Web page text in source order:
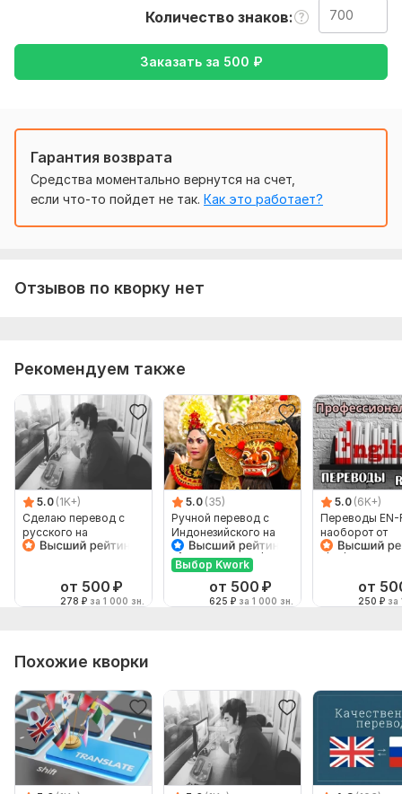
Ожидаю от вас текст,желательнов формате документа,
также уточнение моей работы-перевод с английского на
русский , либо же с русского на английский
с Английского на Русский
с Русского на Английский
Количество знаков
Заказать за 500 ₽
Гарантия возврата
Средства моментально вернутся на счет,
если что-то пойдет не так. Как это работает?
Отзывов по кворку нет
Рекомендуем также
5.0 (1K+)
Сделаю перевод с
русского на
английский и
от 500 ₽
278 ₽ за 1 000 зн.
5.0 (35)
Ручной перевод с
Индонезийского на
Русский и наоборот
Выбор Kwork
от 500 ₽
625 ₽ за 1 000 зн.
5.0 (6K+)
Переводы EN-
наоборот от
от
250 ₽ за
Похожие кворки